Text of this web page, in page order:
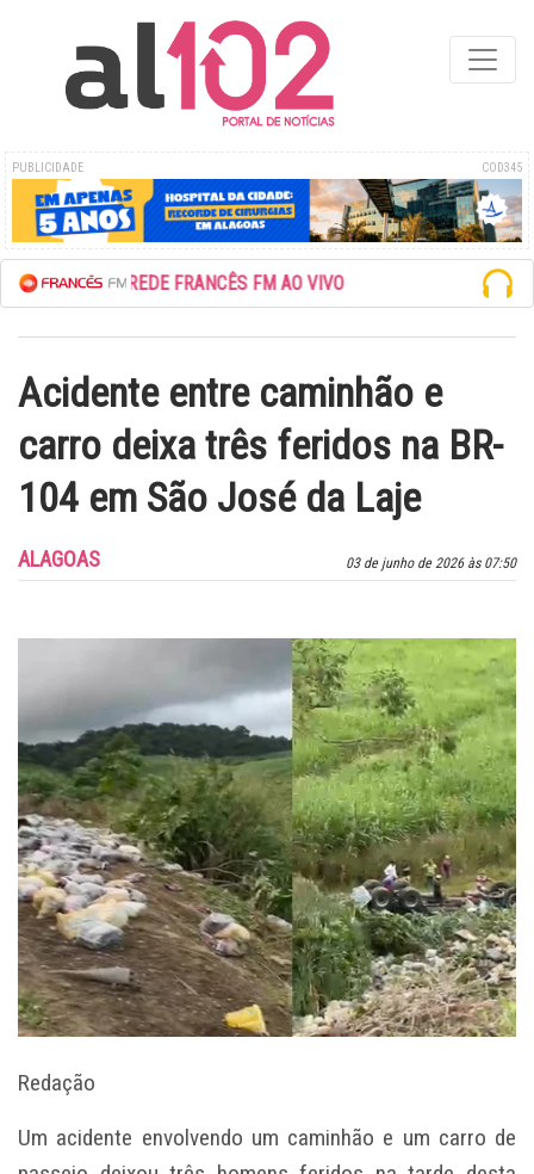
PUBLICIDADE COD345
ESCUTE A REDE FRANCÊS FM AO VIVO
Acidente entre caminhão e
carro deixa três feridos na BR-
104 em São José da Laje
03 de junho de 2026 às 07:50
ALAGOAS
Redação
Um acidente envolvendo um caminhão e um carro de